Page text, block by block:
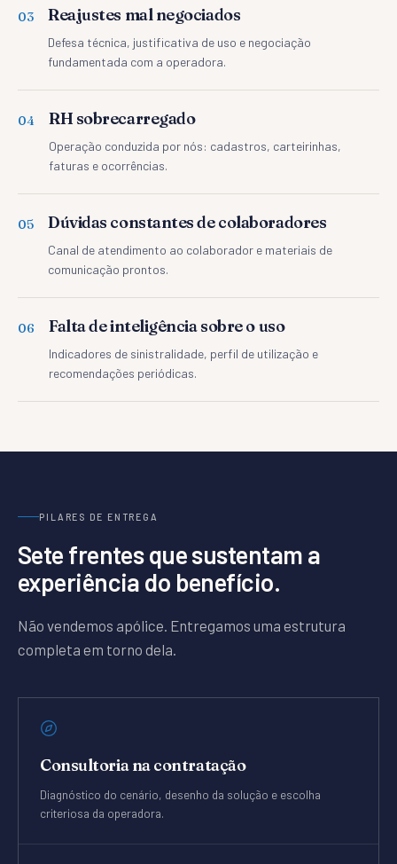
03 Reajustes mal negociados
Defesa técnica, justificativa de uso e negociação
fundamentada com a operadora.
04 RH sobrecarregado
Operação conduzida por nós: cadastros, carteirinhas,
faturas e ocorrências.
05 Dúvidas constantes de colaboradores
Canal de atendimento ao colaborador e materiais de
comunicação prontos.
06 Falta de inteligência sobre o uso
Indicadores de sinistralidade, perfil de utilização e
recomendações periódicas.
PILARES DE ENTREGA
Sete frentes que sustentam a
experiência do benefício.
Não vendemos apólice. Entregamos uma estrutura
completa em torno dela.
Consultoria na contratação
Diagnóstico do cenário, desenho da solução e escolha
criteriosa da operadora.